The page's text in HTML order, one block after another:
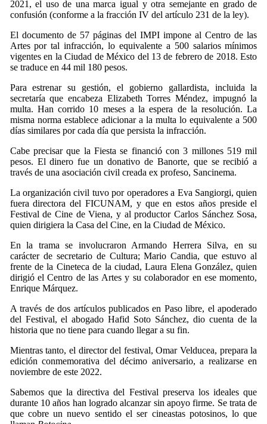
2021, el uso de una marca igual y otra semejante en grado de
confusión (conforme a la fracción IV del artículo 231 de la ley).
El documento de 57 páginas del IMPI impone al Centro de las
Artes por tal infracción, lo equivalente a 500 salarios mínimos
vigentes en la Ciudad de México del 13 de febrero de 2018. Esto
se traduce en 44 mil 180 pesos.
Para estrenar su gestión, el gobierno gallardista, incluida la
secretaría que encabeza Elizabeth Torres Méndez, impugnó la
multa. Han corrido 10 meses a la espera de la resolución. La
misma norma establece adicionar a la multa lo equivalente a 500
días similares por cada día que persista la infracción.
Cabe precisar que la Fiesta se financió con 3 millones 519 mil
pesos. El dinero fue un donativo de Banorte, que se recibió a
través de una asociación civil creada ex profeso, Sancinema.
La organización civil tuvo por operadores a Eva Sangiorgi, quien
fuera directora del FICUNAM, y que en estos años preside el
Festival de Cine de Viena, y al productor Carlos Sánchez Sosa,
quien dirigiera la Casa del Cine, en la Ciudad de México.
En la trama se involucraron Armando Herrera Silva, en su
carácter de secretario de Cultura; Mario Candia, que estuvo al
frente de la Cineteca de la ciudad, Laura Elena González, quien
dirigió el Centro de las Artes y su colaborador en ese momento,
Enrique Márquez.
A través de dos artículos publicados en Paso libre, el apoderado
del Festival, el abogado Hafid Soto Sánchez, dio cuenta de la
historia que no tiene para cuando llegar a su fin.
Mientras tanto, el director del festival, Omar Velducea, prepara la
edición conmemorativa del décimo aniversario, a realizarse en
noviembre de este 2022.
Sabemos que la directiva del Festival preserva los ideales que
durante 10 años han logrado alcanzar sin apoyo firme. Se trata de
que cobre un nuevo sentido el ser cineastas potosinos, lo que